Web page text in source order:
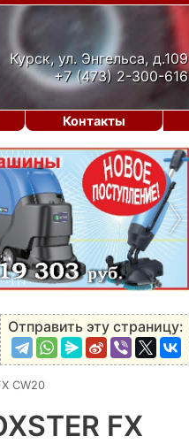
Курск, ул. Энгельса, д.109
+7 (473) 2-300-616
›
Отправить эту страницу:
CW20
FX
Контакты